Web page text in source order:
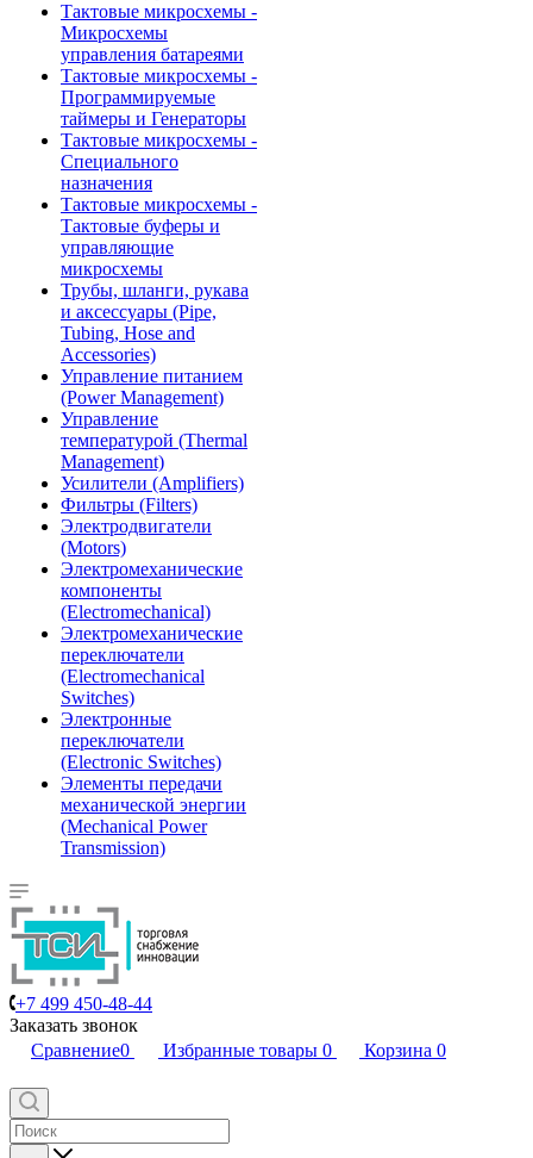
Тактовые микросхемы -
Микросхемы
управления батареями
Тактовые микросхемы -
Программируемые
таймеры и Генераторы
Тактовые микросхемы -
Специального
назначения
Тактовые микросхемы -
Тактовые буферы и
управляющие
микросхемы
Трубы, шланги, рукава
и аксессуары (Pipe,
Tubing, Hose and
Accessories)
Управление питанием
(Power Management)
Управление
температурой (Thermal
Management)
Усилители (Amplifiers)
Фильтры (Filters)
Электродвигатели
(Motors)
Электромеханические
компоненты
(Electromechanical)
Электромеханические
переключатели
(Electromechanical
Switches)
Электронные
переключатели
(Electronic Switches)
Элементы передачи
механической энергии
(Mechanical Power
Transmission)
+7 499 450-48-44
Заказать звонок
Сравнение0 Избранные товары 0 Корзина 0